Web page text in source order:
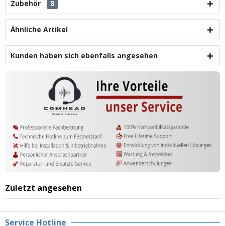
Zubehör 8
Ähnliche Artikel
Kunden haben sich ebenfalls angesehen
Zuletzt angesehen
Service Hotline